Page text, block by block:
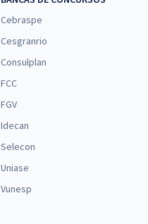
Cebraspe
Cesgranrio
Consulplan
FCC
FGV
Idecan
Selecon
Uniase
Vunesp